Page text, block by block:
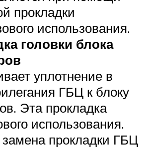
прокладки
использования.
головки блока
уплотнение в
ГБЦ к блоку
Эта прокладка
использования.
прокладки ГБЦ